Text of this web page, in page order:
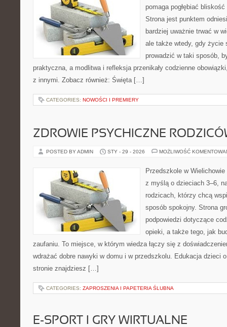
pomaga pogłębiać
Strona jest punktem
bardziej uważnie trwać w
ale także wtedy, gdy życie
prowadzić w taki sposób,
praktyczna, a modlitwa i refleksja przenikały codzienne
z innymi. Zobacz również: Święta […]
CATEGORIES: NOWOŚCI I PREMIERY
ZDROWIE PSYCHICZNE
POSTED BY ADMIN STY - 29 - 2026 MOŻLIWOŚĆ
Przedszkole w
z myślą o dzieciach 3–6,
rodzicach, którzy chcą
sposób spokojny. Strona
podpowiedzi dotyczące
opieki, a także tego, jak
zaufaniu. To miejsce, w którym wiedza łączy się z
wdrażać dobre nawyki w domu i w przedszkolu. Edukacja dzieci
stronie znajdziesz […]
CATEGORIES: ZAPROSZENIA I PAPETERIA ŚLUBNA
E-SPORT I GRY WIRTUALNE